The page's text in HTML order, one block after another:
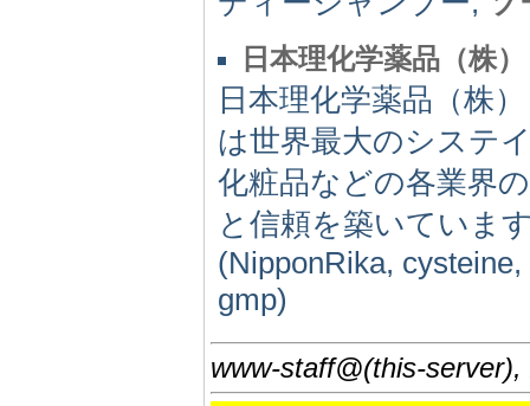
日本理化学薬品（株）
日本理化学薬品（株
は世界最大のシステ
化粧品などの各業界
と信頼を築いていま
(NipponRika,
gmp)
www-staff@(this-